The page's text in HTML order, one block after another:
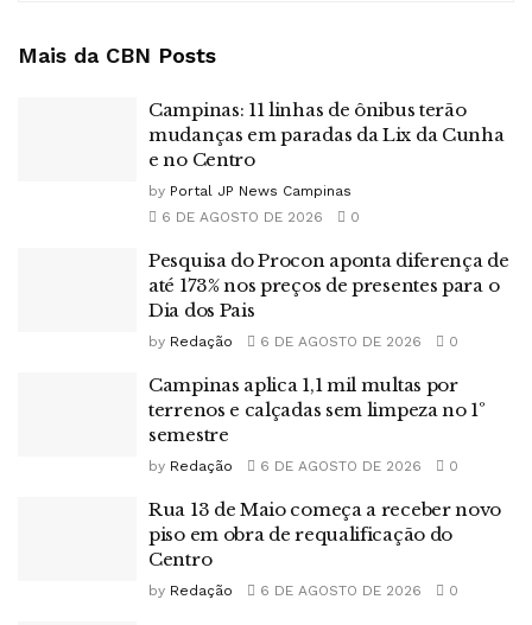
Mais da CBN Posts
Campinas: 11 linhas de ônibus terão
mudanças em paradas da Lix da Cunha
e no Centro
by Portal JP News Campinas
6 DE AGOSTO DE 2026
0
Pesquisa do Procon aponta diferença de
até 173% nos preços de presentes para o
Dia dos Pais
by Redação 6 DE AGOSTO DE 2026 0
Campinas aplica 1,1 mil multas por
terrenos e calçadas sem limpeza no 1º
semestre
by Redação 6 DE AGOSTO DE 2026 0
Rua 13 de Maio começa a receber novo
piso em obra de requalificação do
Centro
by Redação 6 DE AGOSTO DE 2026 0